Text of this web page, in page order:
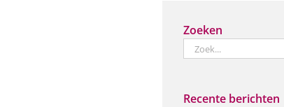
Zoeken
Zoeken
naar:
Recente berichten